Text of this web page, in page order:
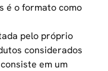
é o formato como
pelo próprio
considerados
em um